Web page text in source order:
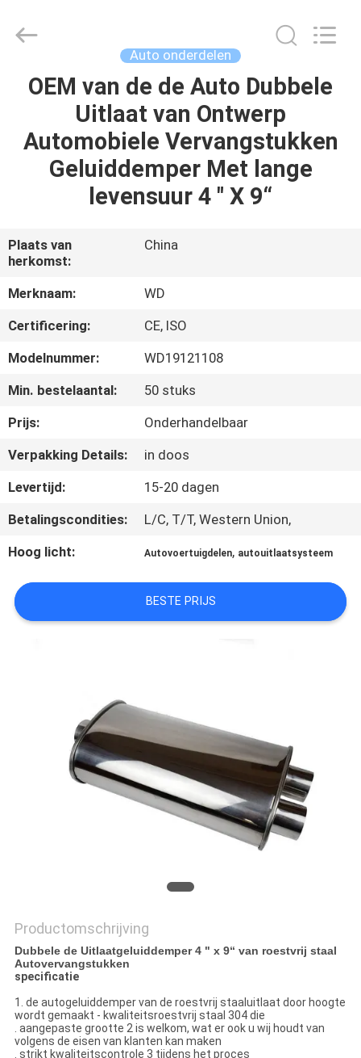
THUIS
PRODUCTEN
FABRIEKSTOCHT
KWALITEITSCONTROLE
NEEM
CONTACT
MET
ONS
OP
NIEUWS
GEVALLEN
WOODOO
TRADE
Reserved.
Auto onderdelen
OEM van de de Auto Dubbele
Uitlaat van Ontwerp
Automobiele Vervangstukken
Geluiddemper Met lange
levensuur 4 " X 9“
Plaats van
herkomst:
China
Merknaam:
WD
Certificering:
CE, ISO
Modelnummer:
WD19121108
Min. bestelaantal:
50 stuks
Prijs:
Onderhandelbaar
Verpakking Details:
in doos
Levertijd:
15-20 dagen
Betalingscondities:
L/C, T/T, Western Union,
Hoog licht:
Autovoertuigdelen, autouitlaatsysteem
BESTE PRIJS
Productomschrijving
Dubbele de Uitlaatgeluiddemper 4 " x 9“ van roestvrij staal
Autovervangstukken
specificatie
1. de autogeluiddemper van de roestvrij staaluitlaat door hoogte
wordt gemaakt - kwaliteitsroestvrij staal 304 die
. aangepaste grootte 2 is welkom, wat er ook u wij houdt van
volgens de eisen van klanten kan maken
. strikt kwaliteitscontrole 3 tijdens het proces